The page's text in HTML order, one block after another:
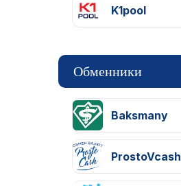
K1pool
Обменники
Baksmany
ProstoVcash